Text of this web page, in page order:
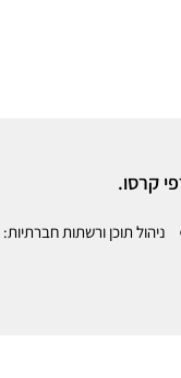
קרסו.
תוכן ורשתות חברתיות: